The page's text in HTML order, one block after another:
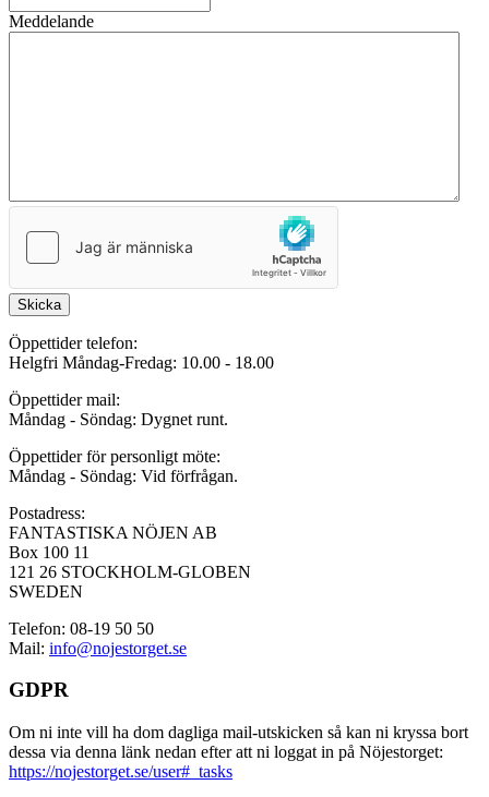
Meddelande
Skicka
Öppettider telefon:
Helgfri Måndag-Fredag: 10.00 - 18.00
Öppettider mail:
Måndag - Söndag: Dygnet runt.
Öppettider för personligt möte:
Måndag - Söndag: Vid förfrågan.
Postadress:
FANTASTISKA NÖJEN AB
Box 100 11
121 26 STOCKHOLM-GLOBEN
SWEDEN
Telefon: 08-19 50 50
Mail: info@nojestorget.se
GDPR
Om ni inte vill ha dom dagliga mail-utskicken så kan ni kryssa bort
dessa via denna länk nedan efter att ni loggat in på Nöjestorget:
https://nojestorget.se/user#_tasks